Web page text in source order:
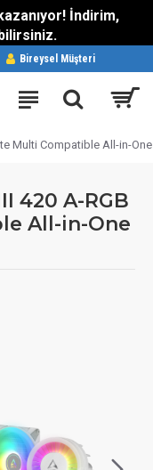
İndirim,
Bireysel Müşteri
Multi Compatible All-in-
420 A-RGB
All-in-One